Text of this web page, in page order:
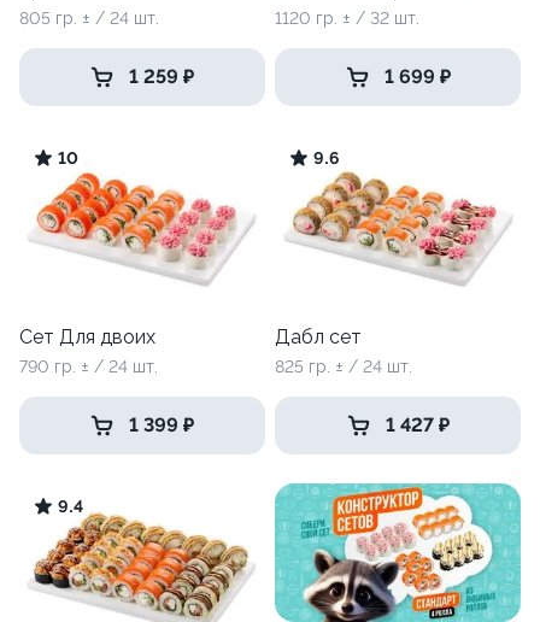
805 гр. ± / 24 шт.
1 259 ₽
1120 гр. ± / 32 шт.
1 699 ₽
10
Сет Для двоих
790 гр. ± / 24 шт.
1 399 ₽
9.6
Дабл сет
825 гр. ± / 24 шт.
1 427 ₽
9.4